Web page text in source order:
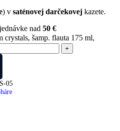
) v saténovej darčekovej kazete.
nad 50 €
crystals, šamp. flauta 175 ml,
05